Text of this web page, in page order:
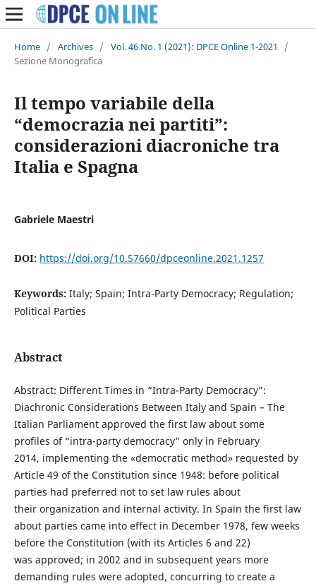
Home / Archives / Vol. 46 No. 1 (2021): DPCE Online 1-2021
/
Sezione Monografica
Il tempo variabile della
“democrazia nei partiti”:
considerazioni diacroniche tra
Italia e Spagna
Gabriele Maestri
DOI: https://doi.org/10.57660/dpceonline.2021.1257
Keywords: Italy; Spain; Intra-Party Democracy; Regulation;
Political Parties
Abstract
Abstract: Different Times in “Intra-Party Democracy”:
Diachronic Considerations Between Italy and Spain – The
Italian Parliament approved the first law about some
profiles of “intra-party democracy” only in February
2014, implementing the «democratic method» requested by
Article 49 of the Constitution since 1948: before political
parties had preferred not to set law rules about
their organization and internal activity. In Spain the first law
about parties came into effect in December 1978, few weeks
before the Constitution (with its Articles 6 and 22)
was approved; in 2002 and in subsequent years more
demanding rules were adopted, concurring to create a